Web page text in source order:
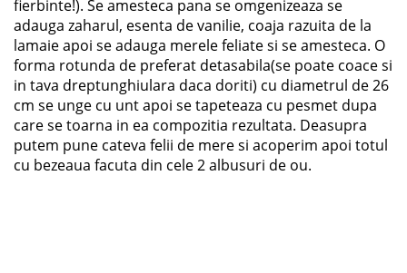
fierbinte!). Se amesteca pana se omgenizeaza se
adauga zaharul, esenta de vanilie, coaja razuita de la
lamaie apoi se adauga merele feliate si se amesteca. O
forma rotunda de preferat detasabila(se poate coace si
in tava dreptunghiulara daca doriti) cu diametrul de 26
cm se unge cu unt apoi se tapeteaza cu pesmet dupa
care se toarna in ea compozitia rezultata. Deasupra
putem pune cateva felii de mere si acoperim apoi totul
cu bezeaua facuta din cele 2 albusuri de ou.